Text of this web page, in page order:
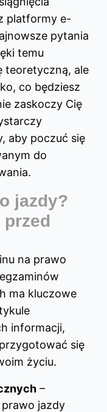
platformy e-
pytania
temu
teoretyczną, ale
co będziesz
zaskoczy Cię
aby poczuć się
do
jazdy?
na prawo
ma kluczowe
informacji,
się
życiu.
–
jazdy